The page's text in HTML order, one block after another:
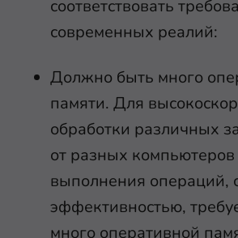
соответствовать
современных реалий:
Должно быть много
памяти. Для
обработки различных
от разных компьютеров
выполнения операций,
эффективностью,
много оперативной